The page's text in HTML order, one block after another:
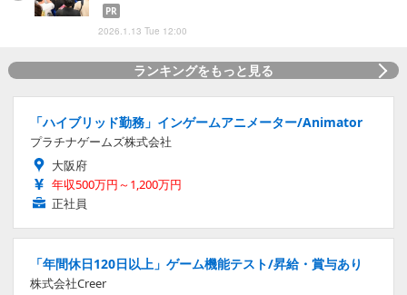
PR
2026.1.13 Tue 12:00
ランキングをもっと見る
「ハイブリッド勤務」インゲームアニメーター/Animator
プラチナゲームズ株式会社
大阪府
年収500万円～1,200万円
正社員
「年間休日120日以上」ゲーム機能テスト/昇給・賞与あり
株式会社Creer